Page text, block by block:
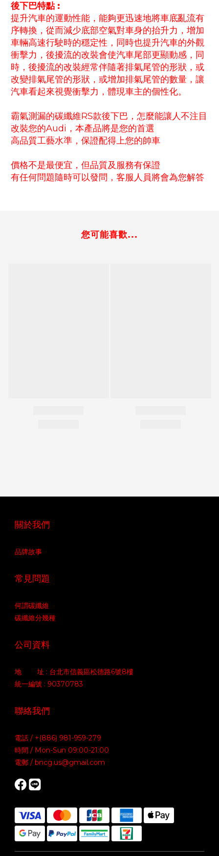
後下巴特點 :
提升汽車的運動性能，能夠更迅速地將車底亂流有
序轉換，從而減少底部空氣對車身的抬升力，增加
車輛高速行駛時的穩定性，同時也提升汽車的外觀
衝擊力，後擾流的改裝會使汽車尾部更顯動感，同
時，後擾流的改裝經常伴隨著排氣尾管的形狀，或
改變排氣尾管的形狀，或增加排氣尾管的數量，讓
汽車看起來視覺衝擊力，體現車主的個性化。
霸氣測漏的碳纖維RS款後下巴，怎麼能讓人不注目
改裝您的Audi，本產品將是您的首選
高品質工藝水準，保證配得上您的帥車
價格不是最便宜，但品質及服務有保證
有任何問題隨時可以發問，客服人員將會為您解答
您可能喜歡...
關於我們
品牌故事
常見問題
何謂碳纖維
碳纖維分幾種
公司資料
地 址 : 台北市信義區松德路6號8樓
統一編號 : 90370783
聯絡我們
電話 / +(886) 981-959-279
時間 / Mon-Sun 09:00-21:00
電郵 / bncg.us@gmail.com